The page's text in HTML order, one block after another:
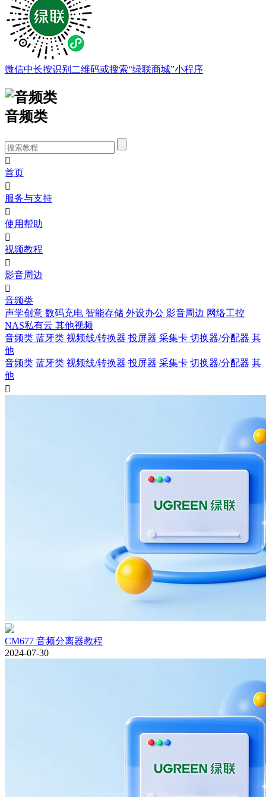
微信中长按识别二维码或搜索“绿联商城”小程序
音频类

首页

服务与支持

使用帮助

视频教程

影音周边

音频类
声学创意 数码充电 智能存储 外设办公 影音周边 网络工控
NAS私有云 其他视频
音频类 蓝牙类 视频线/转换器 投屏器 采集卡 切换器/分配器 其
他
音频类 蓝牙类 视频线/转换器 投屏器 采集卡 切换器/分配器 其
他

CM677 音频分离器教程
2024-07-30